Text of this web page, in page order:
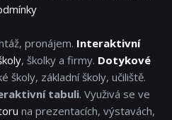
pronájem. Interaktivní
, školky a firmy. Dotykové
školy, základní školy, učiliště.
tabuli. Využivá se ve
na prezentacích, výstavách,